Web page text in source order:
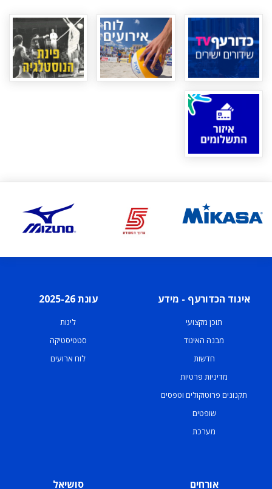
איגוד הכדורעף - מידע
תוכן מקצועי
מבנה האיגוד
חדשות
מדיניות פרטיות
תקנונים פרוטוקולים וטפסים
שופטים
מערכת
עונת 2025-26
ליגות
סטטיסטיקה
לוח ארועים
אורחים סושיאל